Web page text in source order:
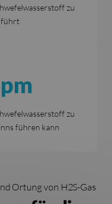
zu
führt
zu
führen kann
Ortung von H2S-Gas